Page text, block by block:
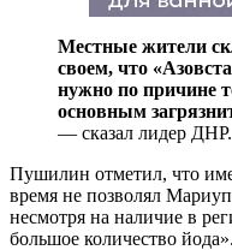
Местные жители
своем, что
нужно по причине
основным
— сказал лидер ДНР.
Пушилин отметил, что
время не позволял
несмотря на наличие в
большое количество йода».